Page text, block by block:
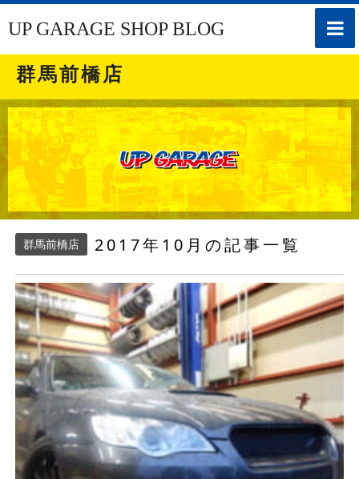
toggle
UP GARAGE SHOP BLOG
群馬前橋店
群馬前橋店 2017年10月の記事一覧